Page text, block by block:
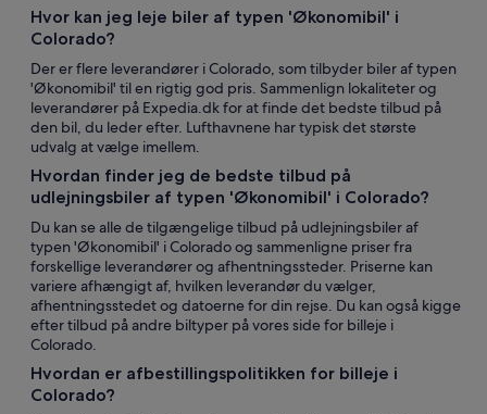
Hvor kan jeg leje biler af typen 'Økonomibil' i
Colorado?
Der er flere leverandører i Colorado, som tilbyder biler af typen
'Økonomibil' til en rigtig god pris. Sammenlign lokaliteter og
leverandører på Expedia.dk for at finde det bedste tilbud på
den bil, du leder efter. Lufthavnene har typisk det største
udvalg at vælge imellem.
Hvordan finder jeg de bedste tilbud på
udlejningsbiler af typen 'Økonomibil' i Colorado?
Du kan se alle de tilgængelige tilbud på udlejningsbiler af
typen 'Økonomibil' i Colorado og sammenligne priser fra
forskellige leverandører og afhentningssteder. Priserne kan
variere afhængigt af, hvilken leverandør du vælger,
afhentningsstedet og datoerne for din rejse. Du kan også kigge
efter tilbud på andre biltyper på vores side for billeje i
Colorado.
Hvordan er afbestillingspolitikken for billeje i
Colorado?